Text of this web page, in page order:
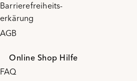
Barrierefreiheits-
erkärung
AGB
Online Shop Hilfe
FAQ